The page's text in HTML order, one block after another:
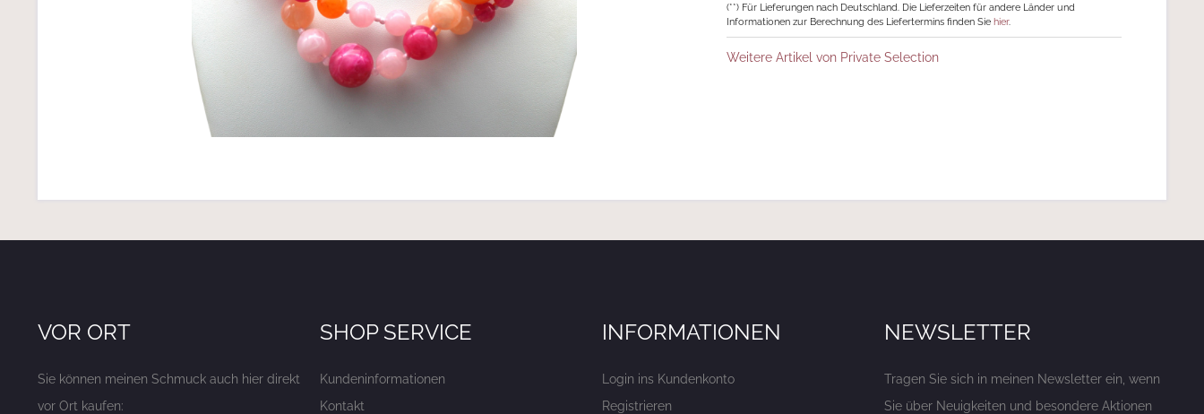
(**) Für Lieferungen nach Deutschland. Die Lieferzeiten für andere Länder und
Informationen zur Berechnung des Liefertermins finden Siehier.
Weitere Artikel von Private Selection
VOR ORT
Sie können meinen Schmuck auch hier direkt
vor Ort kaufen:
SHOP SERVICE
Kundeninformationen
Kontakt
INFORMATIONEN
Login ins Kundenkonto
Registrieren
NEWSLETTER
Tragen Sie sich in meinen Newsletter ein, wenn
Sie über Neuigkeiten und besondere Aktionen